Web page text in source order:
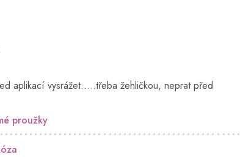
aplikací vysrážet.....třeba žehličkou, neprat před
proužky